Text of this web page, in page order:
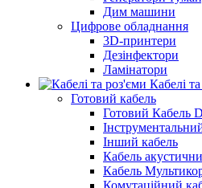
Дим машини
Цифрове обладнання
3D-принтери
Дезінфектори
Ламінатори
Кабелі
Готовий кабель
Готовий Кабель
Інший кабель
Кабель
Кабель
Комутаційний